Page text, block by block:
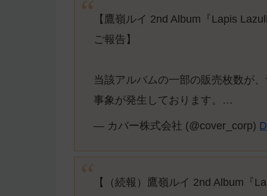
【鷹嶺ルイ 2nd Album『Lapis
ご報告】
当該アルバムの一部の販売枚数が
事象が発生しております。…
— カバー株式会社 (@cover_corp)
【（続報）鷹嶺ルイ 2nd Album『